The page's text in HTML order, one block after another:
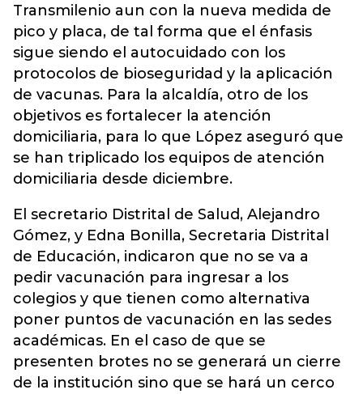
Transmilenio aun con la nueva medida de
pico y placa, de tal forma que el énfasis
sigue siendo el autocuidado con los
protocolos de bioseguridad y la aplicación
de vacunas. Para la alcaldía, otro de los
objetivos es fortalecer la atención
domiciliaria, para lo que López aseguró que
se han triplicado los equipos de atención
domiciliaria desde diciembre.
El secretario Distrital de Salud, Alejandro
Gómez, y Edna Bonilla, Secretaria Distrital
de Educación, indicaron que no se va a
pedir vacunación para ingresar a los
colegios y que tienen como alternativa
poner puntos de vacunación en las sedes
académicas. En el caso de que se
presenten brotes no se generará un cierre
de la institución sino que se hará un cerco